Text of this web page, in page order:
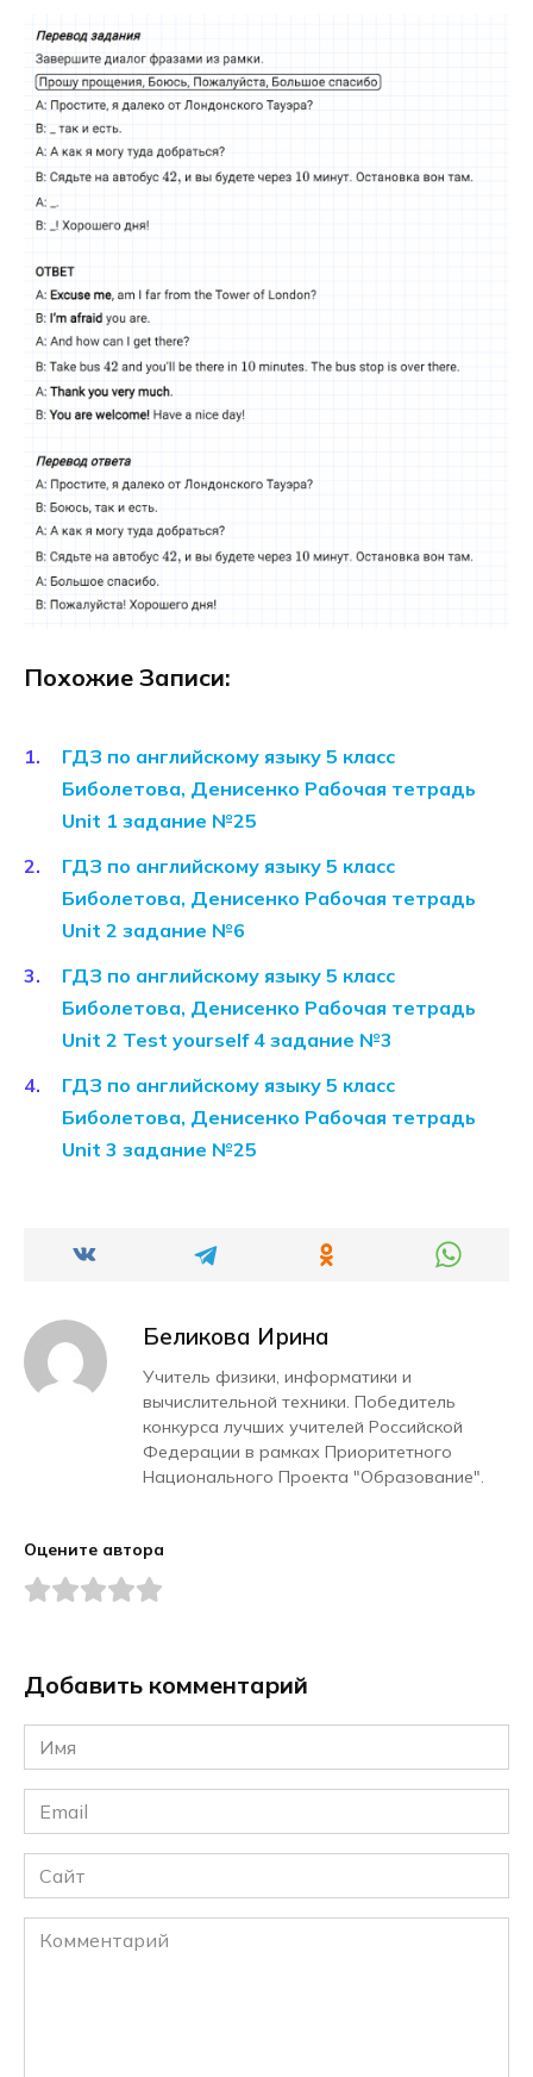
Похожие Записи:
ГДЗ по английскому языку 5 класс
Биболетова, Денисенко Рабочая тетрадь
Unit 1 задание №25
ГДЗ по английскому языку 5 класс
Биболетова, Денисенко Рабочая тетрадь
Unit 2 задание №6
ГДЗ по английскому языку 5 класс
Биболетова, Денисенко Рабочая тетрадь
Unit 2 Test yourself 4 задание №3
ГДЗ по английскому языку 5 класс
Биболетова, Денисенко Рабочая тетрадь
Unit 3 задание №25
Беликова Ирина
Учитель физики, информатики и
вычислительной техники. Победитель
конкурса лучших учителей Российской
Федерации в рамках Приоритетного
Национального Проекта "Образование".
Оцените автора
Добавить комментарий
Имя
*
Email
*
Сайт
Комментарий